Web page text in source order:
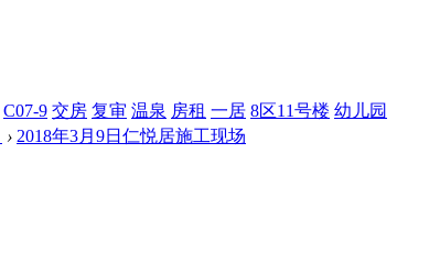
C07-9 交房 复审 温泉 房租 一居 8区11号楼 幼儿园
› 2018年3月9日仁悦居施工现场